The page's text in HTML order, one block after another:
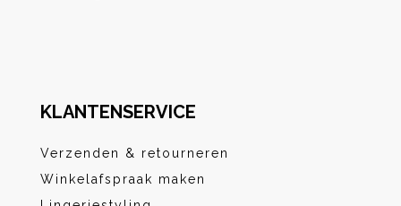
KLANTENSERVICE
Verzenden & retourneren
Winkelafspraak maken